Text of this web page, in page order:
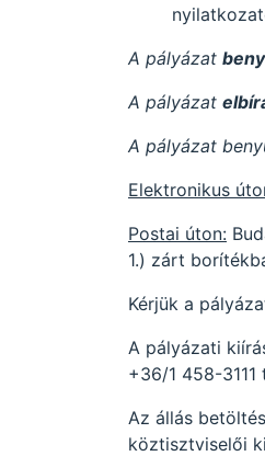
A pályázat
A pályázat
A pályázat
Elektronikus
Postai úton:
1.) zárt
Kérjük a
A pályázati
+36/1 458-3111
Az állás
köztisztviselői